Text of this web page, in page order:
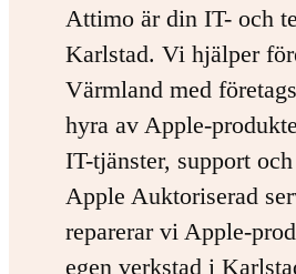
Attimo är din IT- och
Karlstad. Vi hjälper
Värmland med
hyra av Apple-
IT-tjänster, support
Apple Auktoriserad
reparerar vi Apple-
egen verkstad i